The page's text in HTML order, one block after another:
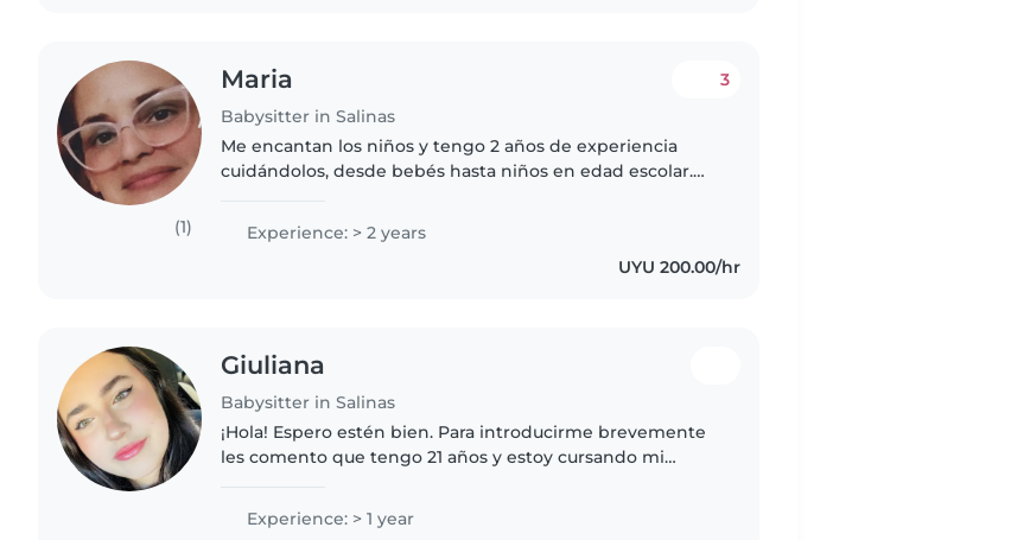
(1)
Maria
Babysitter in Salinas
3
Me encantan los niños y tengo 2 años de experiencia
cuidándolos, desde bebés hasta niños en edad escolar.
habilidades en dibujo,..
Experience: > 2 years
UYU 200.00/hr
Giuliana
Babysitter in Salinas
¡Hola! Espero estén bien. Para introducirme brevemente
les comento que tengo 21 años y estoy cursando mi
Experience: > 1 year